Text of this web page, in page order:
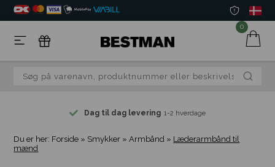
0
Dag til dag levering 1-2 hverdage
Du er her: Forside » Smykker »Armbånd » Læderarmbånd til
mænd